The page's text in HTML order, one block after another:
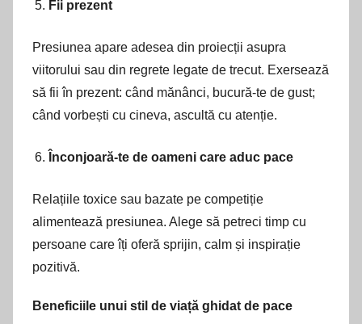
Fii prezent
Presiunea apare adesea din proiecții asupra
viitorului sau din regrete legate de trecut. Exersează
să fii în prezent: când mănânci, bucură-te de gust;
când vorbești cu cineva, ascultă cu atenție.
Înconjoară-te de oameni care aduc pace
Relațiile toxice sau bazate pe competiție
alimentează presiunea. Alege să petreci timp cu
persoane care îți oferă sprijin, calm și inspirație
pozitivă.
Beneficiile unui stil de viață ghidat de pace